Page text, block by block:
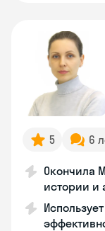
5 6
Окончила
истории и